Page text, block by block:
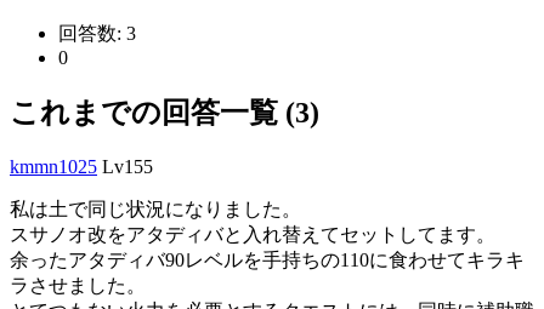
回答数: 3
0
これまでの回答一覧 (3)
kmmn1025 Lv155
私は土で同じ状況になりました。
スサノオ改をアタディバと入れ替えてセットしてます。
余ったアタディバ90レベルを手持ちの110に食わせてキラキ
ラさせました。